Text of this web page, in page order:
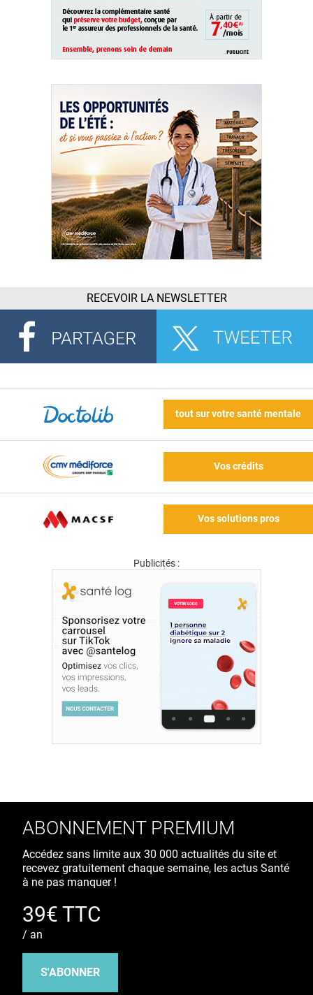
RECEVOIR LA NEWSLETTER
tout sur votre santé mentale
Vos crédits
Vos solutions pros
Publicités :
ABONNEMENT PREMIUM
Accédez sans limite aux 30 000 actualités du site et
recevez gratuitement chaque semaine, les actus Santé
à ne pas manquer !
39€ TTC
/ an
S'ABONNER